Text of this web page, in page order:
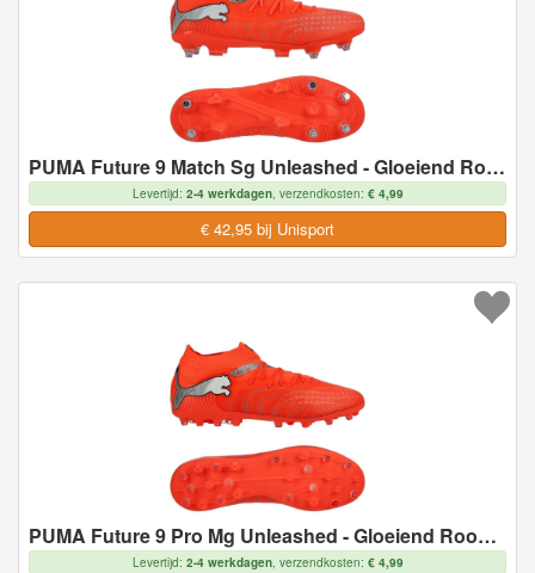
PUMA Future 9 Match Sg Unleashed - Gloeiend Rood/wit/zwart/zilver - Soft Ground (Sg), maat 43
Levertijd: 2-4 werkdagen, verzendkosten: € 4,99
€ 42,95 bij Unisport
PUMA Future 9 Pro Mg Unleashed - Gloeiend Rood/wit/zwart/zilver - Multi Ground (Mg), maat 43
Levertijd: 2-4 werkdagen, verzendkosten: € 4,99